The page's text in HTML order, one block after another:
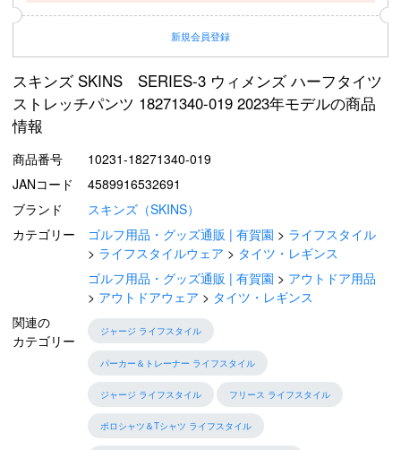
新規会員登録
スキンズ SKINS SERIES-3 ウィメンズ ハーフタイツ
ストレッチパンツ 18271340-019 2023年モデルの商品
情報
商品番号
10231-18271340-019
JANコード
4589916532691
ブランド
スキンズ（SKINS）
カテゴリー
ゴルフ用品・グッズ通販 | 有賀園
ライフスタイル
ライフスタイルウェア
タイツ・レギンス
ゴルフ用品・グッズ通販 | 有賀園
アウトドア用品
アウトドアウェア
タイツ・レギンス
関連の
カテゴリー
ジャージ ライフスタイル
パーカー＆トレーナー ライフスタイル
ジャージ ライフスタイル フリース ライフスタイル
ポロシャツ＆Tシャツ ライフスタイル